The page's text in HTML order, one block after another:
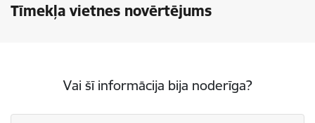
Tīmekļa vietnes novērtējums
Vai šī informācija bija noderīga?